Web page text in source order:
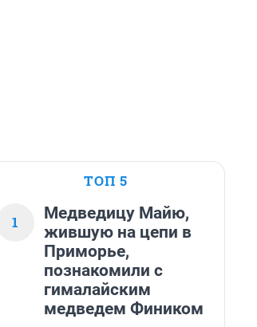
ТОП 5
1
Медведицу Майю,
жившую на цепи в
Приморье,
познакомили с
гималайским
медведем Фиником